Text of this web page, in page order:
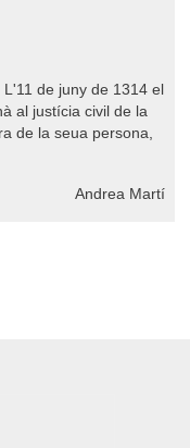
de juny de 1314 el
al justícia civil de la
de la seua persona,
Andrea Martí